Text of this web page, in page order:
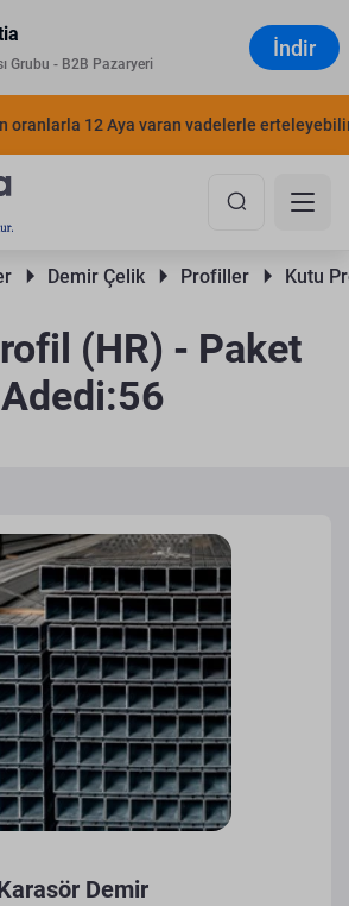
Grubu - B2B Pazaryeri
İndir
12 Aya varan vadelerle
Demir Çelik Profiller Kutu
(HR) - Paket
Adedi:56
Demir